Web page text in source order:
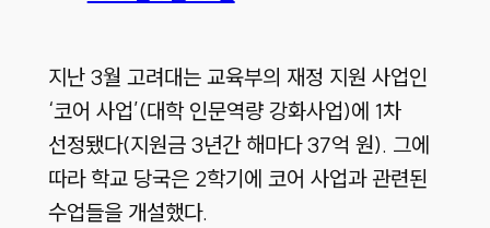
지난 3월 고려대는 교육부의 재정 지원 사업인
‘코어 사업’(대학 인문역량 강화사업)에 1차
선정됐다(지원금 3년간 해마다 37억 원). 그에
따라 학교 당국은 2학기에 코어 사업과 관련된
수업들을 개설했다.